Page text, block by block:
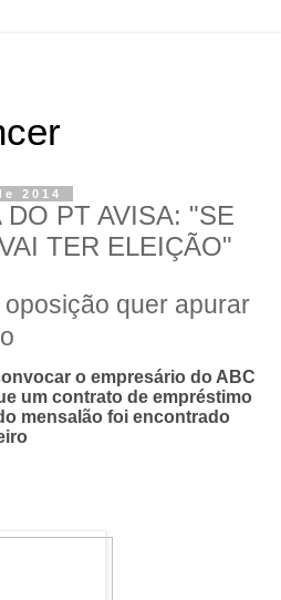
2014
PT AVISA: "SE
TER ELEIÇÃO"
quer apurar
o empresário do ABC
um contrato de empréstimo
mensalão foi encontrado